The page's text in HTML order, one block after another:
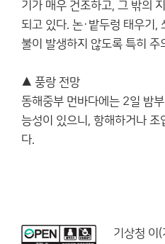
기가 매우 건조하고, 그 밖의
되고 있다. 논·밭두렁 태우기,
불이 발생하지 않도록 특히 주
▲ 풍랑 전망
동해중부 먼바다에는 2일 밤
능성이 있으니, 항해하거나 조
다.
기상청 이(